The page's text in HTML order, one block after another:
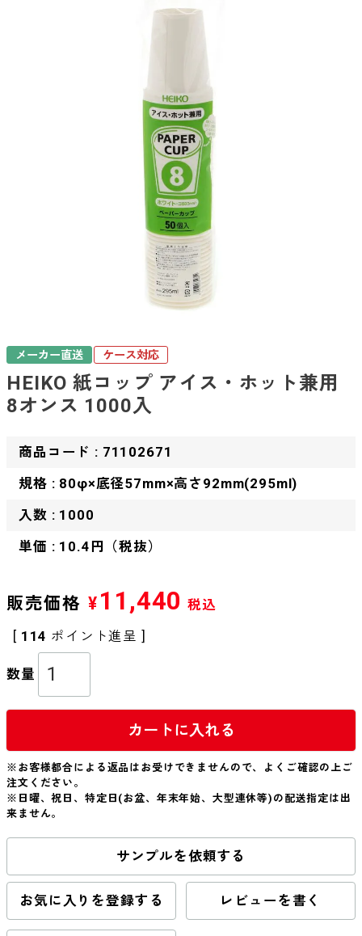
メーカー直送 ケース対応
HEIKO 紙コップ アイス・ホット兼用
8オンス 1000入
商品コード : 71102671
規格 : 80φ×底径57mm×高さ92mm(295ml)
入数 : 1000
単価 : 10.4円（税抜）
販売価格 ¥ 11,440 税込
[ 114 ポイント進呈 ]
カートに入れる
※お客様都合による返品はお受けできませんので、よくご確認の上ご
注文ください。
※日曜、祝日、特定日(お盆、年末年始、大型連休等)の配送指定は出
来ません。
サンプルを依頼する
お気に入りを登録する レビューを書く